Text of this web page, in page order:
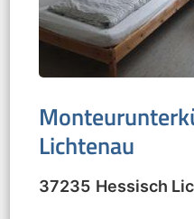
Lichtenau
37235 Hessisch